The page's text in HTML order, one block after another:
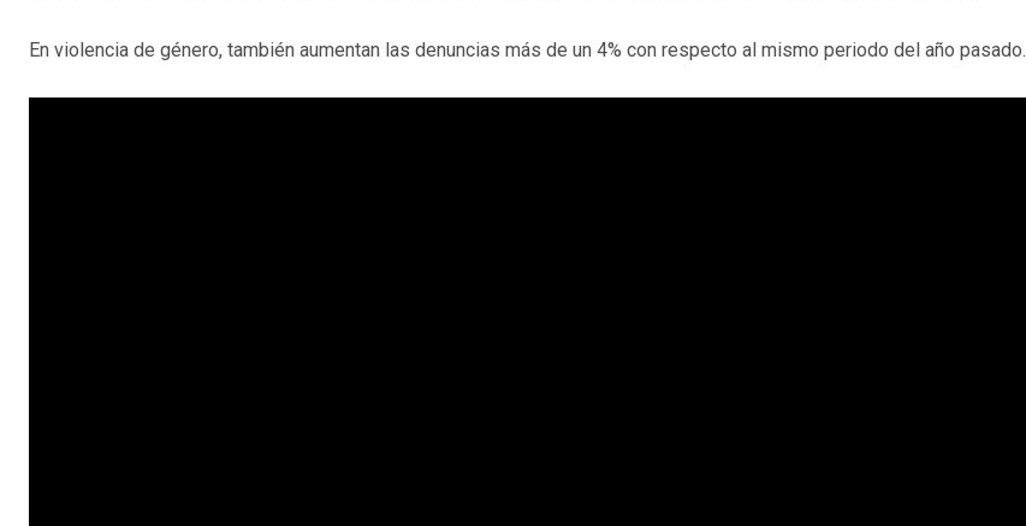
En violencia de género, también aumentan las denuncias más de un 4% con respecto al mismo periodo del año pasado.